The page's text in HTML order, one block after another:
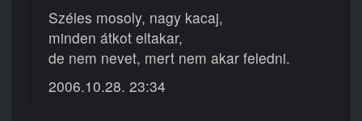
Széles mosoly, nagy kacaj,
minden átkot eltakar,
de nem nevet, mert nem akar feledni.
2006.10.28. 23:34